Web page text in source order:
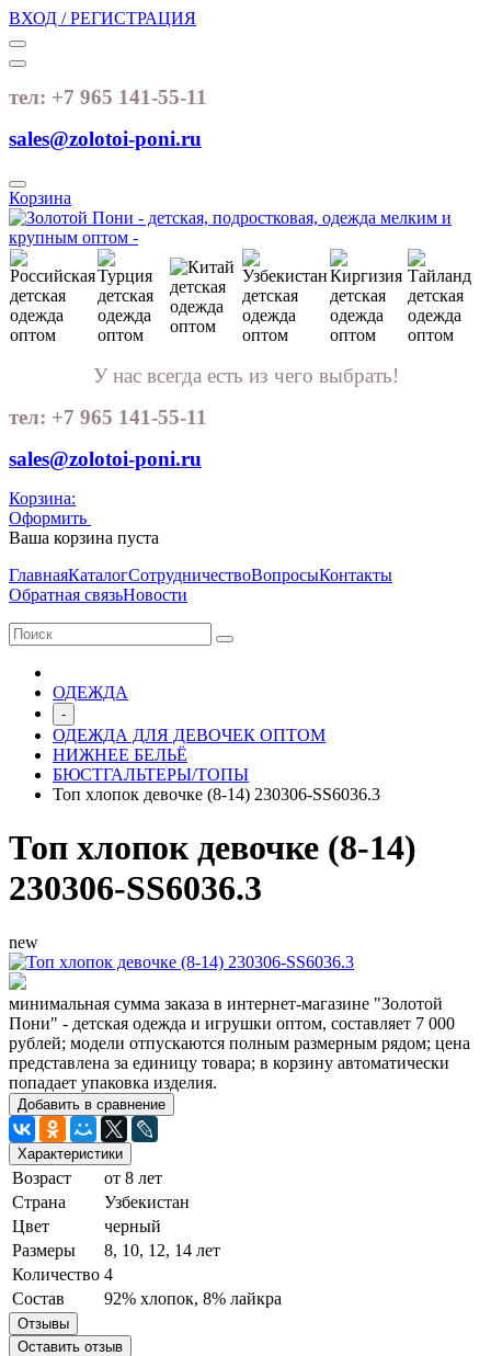
ВХОД / РЕГИСТРАЦИЯ
тел: +7 965 141-55-11
sales@zolotoi-poni.ru
Корзина
У нас всегда есть из чего выбрать!
тел: +7 965 141-55-11
sales@zolotoi-poni.ru
Корзина:
Оформить
Ваша корзина пуста
ГлавнаяКаталогСотрудничествоВопросыКонтакты
Обратная связьНовости
ОДЕЖДА
-
ОДЕЖДА ДЛЯ ДЕВОЧЕК ОПТОМ
НИЖНЕЕ БЕЛЬЁ
БЮСТГАЛЬТЕРЫ/ТОПЫ
Топ хлопок девочке (8-14) 230306-SS6036.3
Топ хлопок девочке (8-14)
230306-SS6036.3
new
минимальная сумма заказа в интернет-магазине "Золотой
Пони" - детская одежда и игрушки оптом, составляет 7 000
рублей; модели отпускаются полным размерным рядом; цена
представлена за единицу товара; в корзину автоматически
попадает упаковка изделия.
Добавить в сравнение
Характеристики
Возраст
от 8 лет
Страна
Узбекистан
Цвет
черный
Размеры
8, 10, 12, 14 лет
Количество 4
Состав
92% хлопок, 8% лайкра
Отзывы
Оставить отзыв